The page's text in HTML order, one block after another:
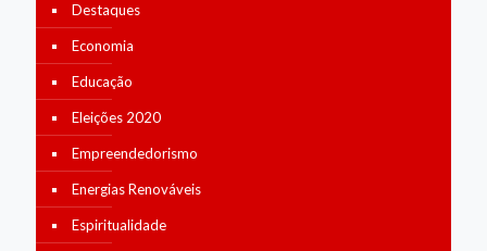
Destaques
Economia
Educação
Eleições 2020
Empreendedorismo
Energias Renováveis
Espiritualidade